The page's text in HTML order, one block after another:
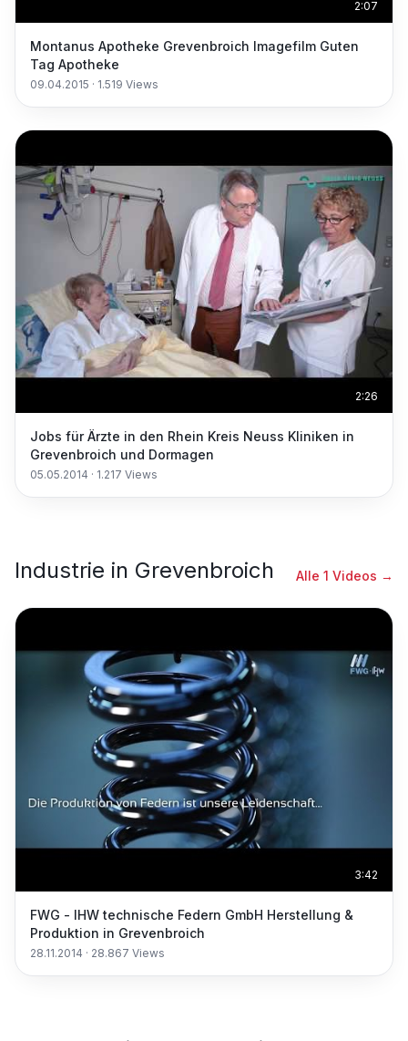
2:07
Montanus Apotheke Grevenbroich Imagefilm Guten
Tag Apotheke
09.04.2015 · 1.519 Views
2:26
Jobs für Ärzte in den Rhein Kreis Neuss Kliniken in
Grevenbroich und Dormagen
05.05.2014 · 1.217 Views
Industrie in Grevenbroich Alle 1 Videos →
3:42
FWG - IHW technische Federn GmbH Herstellung &
Produktion in Grevenbroich
28.11.2014 · 28.867 Views